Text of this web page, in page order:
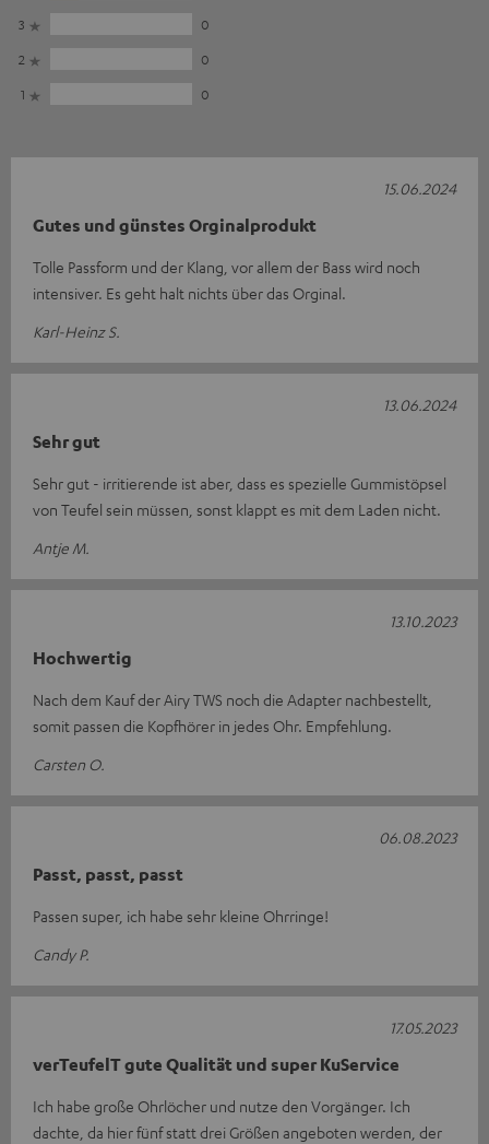
3
0
2
0
1
0
Gutes und günstes Orginalprodukt
Tolle Passform und der Klang, vor allem der Bass wird noch
intensiver. Es geht halt nichts über das Orginal.
Karl-Heinz S.
15.06.2024
Sehr gut
Sehr gut - irritierende ist aber, dass es spezielle Gummistöpsel
von Teufel sein müssen, sonst klappt es mit dem Laden nicht.
Antje M.
13.06.2024
Hochwertig
Nach dem Kauf der Airy TWS noch die Adapter nachbestellt,
somit passen die Kopfhörer in jedes Ohr. Empfehlung.
Carsten O.
13.10.2023
Passt, passt, passt
Passen super, ich habe sehr kleine Ohrringe!
Candy P.
06.08.2023
verTeufelT gute Qualität und super KuService
Ich habe große Ohrlöcher und nutze den Vorgänger. Ich
dachte, da hier fünf statt drei Größen angeboten werden, der
17.05.2023